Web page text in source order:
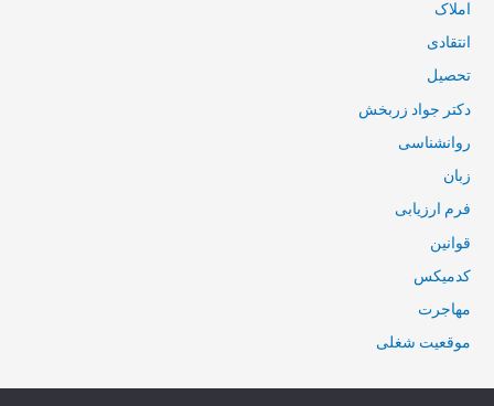
املاک
انتقادی
تحصیل
دکتر جواد زربخش
روانشناسی
زبان
فرم ارزیابی
قوانین
کدمیکس
مهاجرت
موقعیت شغلی